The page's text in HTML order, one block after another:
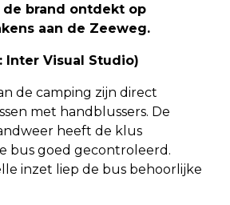
brand ontdekt op
aan de Zeeweg.
Inter Visual Studio)
de camping zijn direct
met handblussers. De
heeft de klus
bus goed gecontroleerd.
inzet liep de bus behoorlijke